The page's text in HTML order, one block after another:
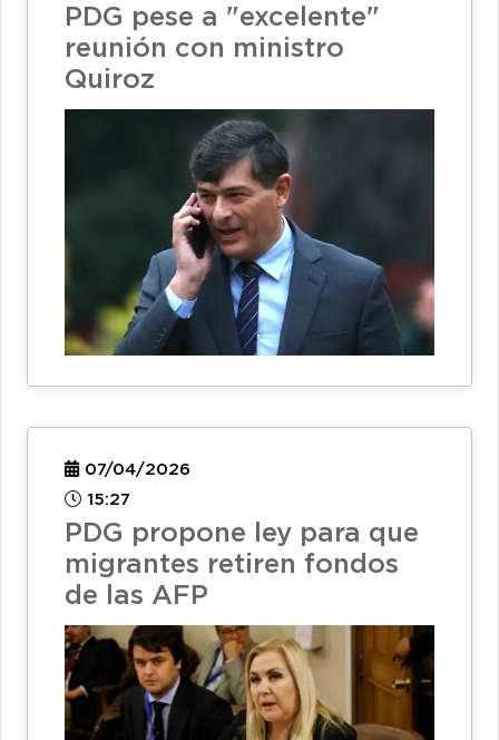
PDG pese a "excelente"
reunión con ministro
Quiroz
07/04/2026
15:27
PDG propone ley para que
migrantes retiren fondos
de las AFP